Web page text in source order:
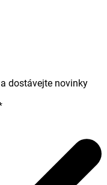
dostávejte novinky